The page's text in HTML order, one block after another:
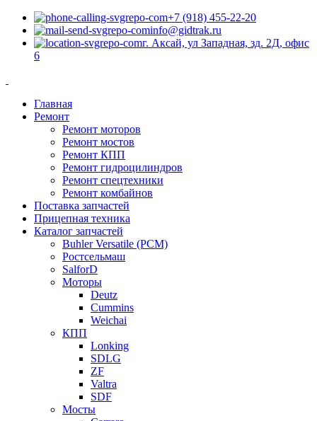
+7 (918) 455-22-20
info@gidtrak.ru
г. Аксай, ул Западная, зд. 2Д, офис
6
Главная
Ремонт
Ремонт моторов
Ремонт мостов
Ремонт КПП
Ремонт гидроцилиндров
Ремонт спецтехники
Ремонт комбайнов
Поставка запчастей
Прицепная техника
Каталог запчастей
Buhler Versatile (РСМ)
Ростсельмаш
SalforD
Моторы
Deutz
Cummins
Weichai
КПП
Lonking
SDLG
ZF
Valtra
SDF
Мосты